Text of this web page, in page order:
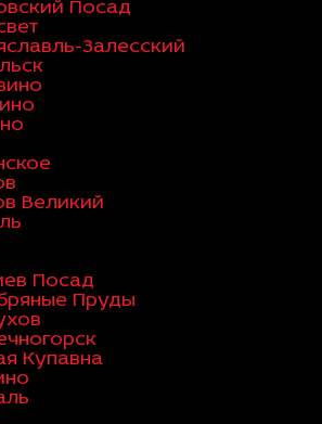
Посад
Залесский
Великий
Посад
Пруды
Купавна